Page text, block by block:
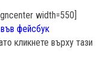
width=550]
кликнете върху тази